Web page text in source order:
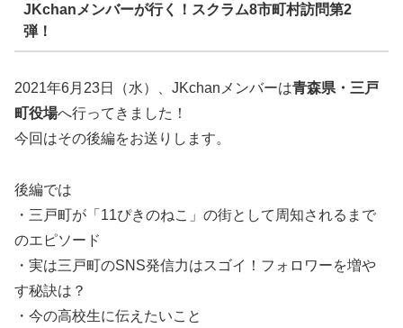
JKchanメンバーが行く！スクラム8市町村訪問第2
弾！
2021年6月23日（水）、JKchanメンバーは青森県・三戸
町役場へ行ってきました！
今回はその後編をお送りします。
後編では
・三戸町が「11ぴきのねこ」の街として周知されるまで
のエピソード
・実は三戸町のSNS発信力はスゴイ！フォロワーを増や
す秘訣は？
・今の高校生に伝えたいこと